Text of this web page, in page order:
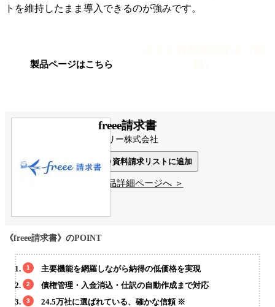
トを維持したまま導入できるのが強みです。
製品ページはこちら
freee請求書
フリー株式会社
資料請求リストに追加
製品詳細ページへ ＞
《freee請求書》のPOINT
主要機能を網羅しながら納得の低価格を実現
債権管理・入金消込・仕訳の自動作成まで対応
24.5万社に選ばれている、確かな信頼 ※